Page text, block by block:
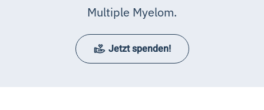
Multiple Myelom.
Jetzt spenden!